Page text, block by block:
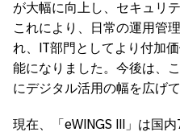
が大幅に向上し、セキュリ
これにより、日常の運用管
れ、IT部門としてより付加
能になりました。今後は、
にデジタル活用の幅を広げ
現在、「eWINGS III」は国